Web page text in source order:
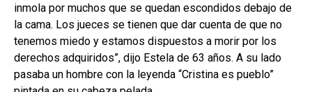
inmola por muchos que se quedan escondidos debajo de
la cama. Los jueces se tienen que dar cuenta de que no
tenemos miedo y estamos dispuestos a morir por los
derechos adquiridos”, dijo Estela de 63 años. A su lado
pasaba un hombre con la leyenda “Cristina es pueblo”